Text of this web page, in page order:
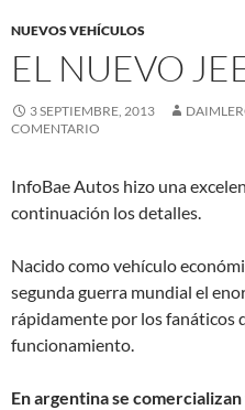
NUEVOS VEHÍCULOS
EL NUEVO
3 SEPTIEMBRE, 2013
COMENTARIO
InfoBae Autos hizo una
continuación los detalles.
Nacido como vehículo
segunda guerra mundial el
rápidamente por los fanáticos
funcionamiento.
En argentina se